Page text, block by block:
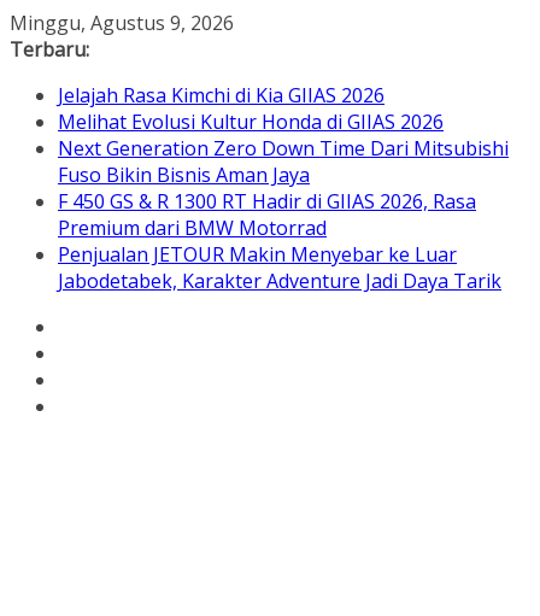
Skip
to
Minggu, Agustus 9, 2026
Terbaru:
Jelajah Rasa Kimchi di Kia GIIAS 2026
Melihat Evolusi Kultur Honda di GIIAS 2026
Next Generation Zero Down Time Dari Mitsubishi
Fuso Bikin Bisnis Aman Jaya
F 450 GS & R 1300 RT Hadir di GIIAS 2026, Rasa
Premium dari BMW Motorrad
Penjualan JETOUR Makin Menyebar ke Luar
Jabodetabek, Karakter Adventure Jadi Daya Tarik